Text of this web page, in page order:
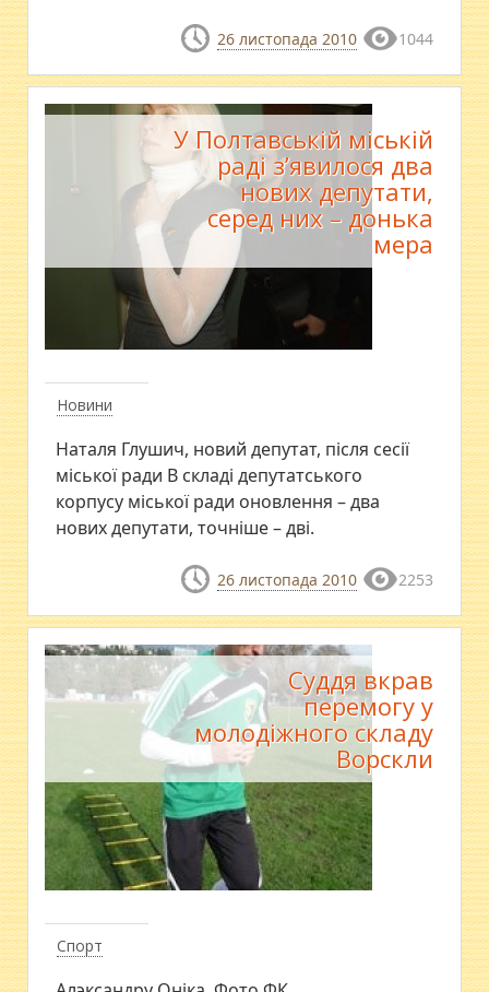
26 листопада 2010 1044
Новини
У Полтавській міській
раді з’явилося два
нових депутати,
серед них – донька
мера
Наталя Глушич, новий депутат, після сесії
міської ради В складі депутатського
корпусу міської ради оновлення – два
нових депутати, точніше – дві.
26 листопада 2010 2253
Спорт
Суддя вкрав
перемогу у
молодіжного складу
Ворскли